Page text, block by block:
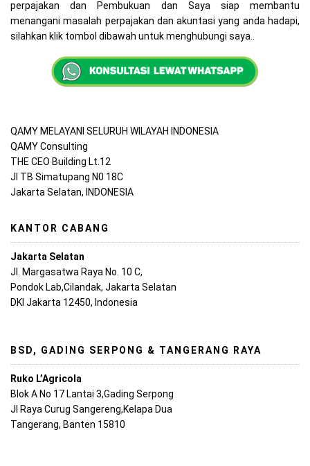
perpajakan dan Pembukuan dan Saya siap membantu
menangani masalah perpajakan dan akuntasi yang anda hadapi,
silahkan klik tombol dibawah untuk menghubungi saya..
QAMY MELAYANI SELURUH WILAYAH INDONESIA
QAMY Consulting
THE CEO Building Lt.12
Jl TB Simatupang N0 18C
Jakarta Selatan, INDONESIA
KANTOR CABANG
Jakarta Selatan
Jl. Margasatwa Raya No. 10 C,
Pondok Lab,Cilandak, Jakarta Selatan
DKI Jakarta 12450, Indonesia
BSD, GADING SERPONG & TANGERANG RAYA
Ruko L’Agricola
Blok A No 17 Lantai 3,Gading Serpong
Jl Raya Curug Sangereng,Kelapa Dua
Tangerang, Banten 15810